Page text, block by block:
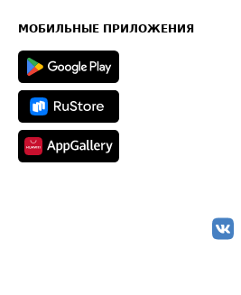
Техническая информация
МОБИЛЬНЫЕ ПРИЛОЖЕНИЯ